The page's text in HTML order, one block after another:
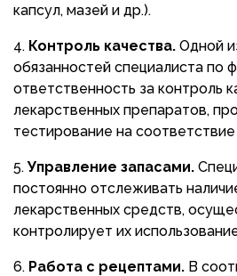
капсул, мазей и др.).
Контроль качества. Одной
обязанностей специалиста по
ответственность за контроль
лекарственных препаратов,
тестирование на
Управление запасами.
постоянно отслеживать
лекарственных средств,
контролирует их
Работа с рецептами. В